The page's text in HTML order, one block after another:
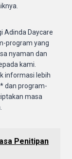
Adinda Daycare
program yang
nyaman dan
kami.
informasi lebih
dan program-
masa
Penitipan